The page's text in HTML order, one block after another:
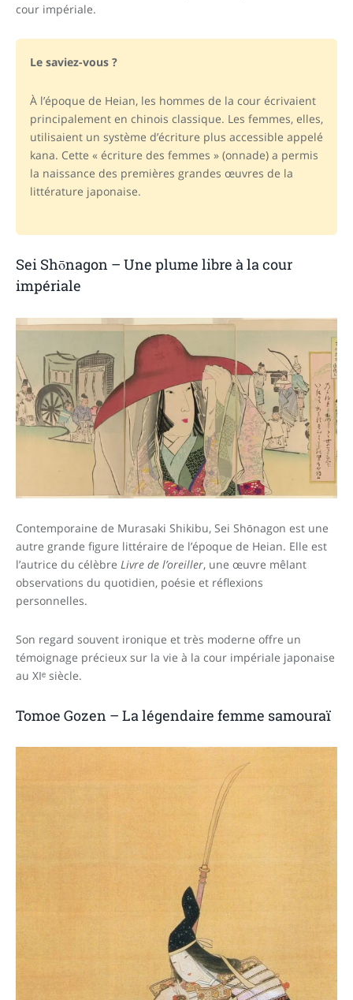
cour impériale.
Le saviez-vous ?
À l’époque de Heian, les hommes de la cour écrivaient
principalement en chinois classique. Les femmes, elles,
utilisaient un système d’écriture plus accessible appelé
kana. Cette « écriture des femmes » (onnade) a permis
la naissance des premières grandes œuvres de la
littérature japonaise.
Sei Shōnagon – Une plume libre à la cour
impériale
Contemporaine de Murasaki Shikibu, Sei Shōnagon est une
autre grande figure littéraire de l’époque de Heian. Elle est
l’autrice du célèbre Livre de l’oreiller, une œuvre mêlant
observations du quotidien, poésie et réflexions
personnelles.
Son regard souvent ironique et très moderne offre un
témoignage précieux sur la vie à la cour impériale japonaise
au XIᵉ siècle.
Tomoe Gozen – La légendaire femme samouraï